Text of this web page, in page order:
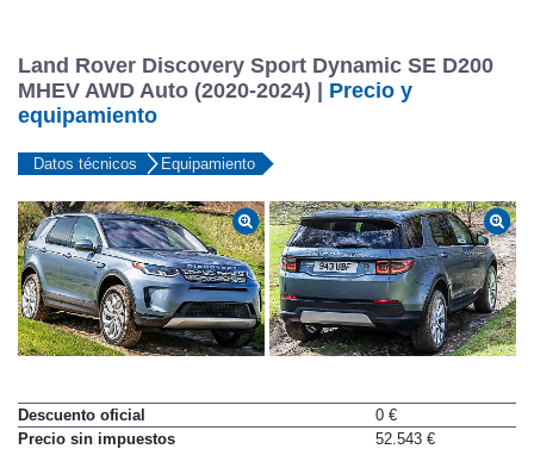
Land Rover Discovery Sport Dynamic SE D200
MHEV AWD Auto (2020-2024) | Precio y
equipamiento
Datos técnicos Equipamiento
Descuento oficial
0 €
Precio sin impuestos
52.543 €